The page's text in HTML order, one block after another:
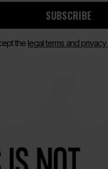
SUBSCRIBE
the legal terms and